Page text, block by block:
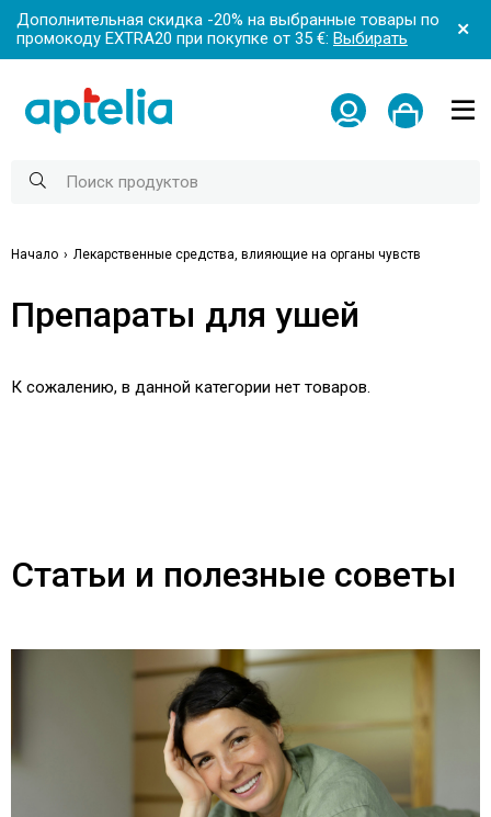
Дополнительная скидка -20% на выбранные товары по
промокоду EXTRA20 при покупке от 35 €: Выбирать
Начало Лекарственные средства, влияющие на органы чувств
Препараты для ушей
К сожалению, в данной категории нет товаров.
Статьи и полезные советы